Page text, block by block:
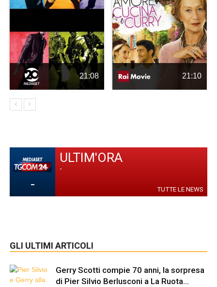
21:08 21:10
-
ULTIM'ORA
-
TUTTE LE NEWS
GLI ULTIMI ARTICOLI
Gerry Scotti compie 70 anni, la sorpresa
di Pier Silvio Berlusconi a La Ruota...